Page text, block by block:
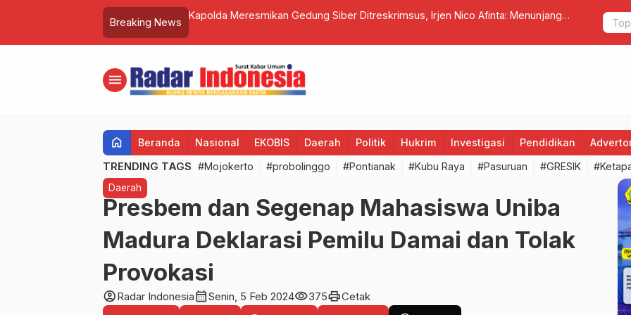
Breaking News
Irjen Nico Afinta: Menunjang
Usai dilantik Bapak Burlian S.Sos pastikan seluruh honorer Kantor Camat Luas
Tak
menu
home Beranda Nasional EKOBIS Daerah Politik Hukrim Investigasi Pendidikan
TRENDING TAGS #Mojokerto #probolinggo #Pontianak #Kubu Raya #Pasuruan #GRESIK
Daerah
Presbem dan Segenap Mahasiswa Uniba
Madura Deklarasi Pemilu Damai dan Tolak
Provokasi
account_circleRadar Indonesiacalendar_monthSenin, 5 Feb 2024visibility375printCetak